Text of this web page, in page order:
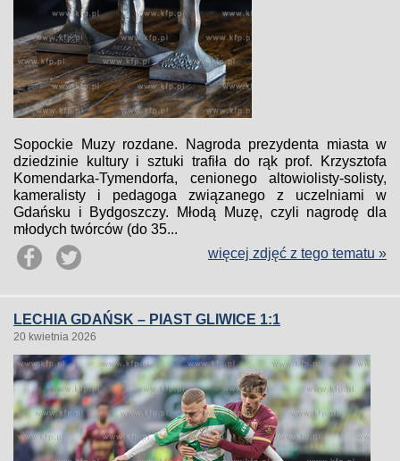
Sopockie Muzy rozdane. Nagroda prezydenta miasta w
dziedzinie kultury i sztuki trafiła do rąk prof. Krzysztofa
Komendarka-Tymendorfa, cenionego altowiolisty-solisty,
kameralisty i pedagoga związanego z uczelniami w
Gdańsku i Bydgoszczy. Młodą Muzę, czyli nagrodę dla
młodych twórców (do 35...
więcej zdjęć z tego tematu »
LECHIA GDAŃSK – PIAST GLIWICE 1:1
20 kwietnia 2026